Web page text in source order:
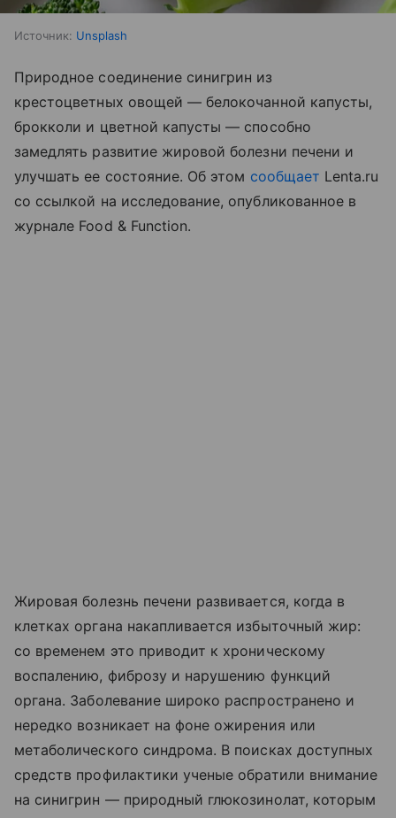
Источник: Unsplash
Природное соединение синигрин из
крестоцветных овощей — белокочанной капусты,
брокколи и цветной капусты — способно
замедлять развитие жировой болезни печени и
улучшать ее состояние. Об этом сообщает Lenta.ru
со ссылкой на исследование, опубликованное в
журнале Food & Function.
Жировая болезнь печени развивается, когда в
клетках органа накапливается избыточный жир:
со временем это приводит к хроническому
воспалению, фиброзу и нарушению функций
органа. Заболевание широко распространено и
нередко возникает на фоне ожирения или
метаболического синдрома. В поисках доступных
средств профилактики ученые обратили внимание
на синигрин — природный глюкозинолат, которым